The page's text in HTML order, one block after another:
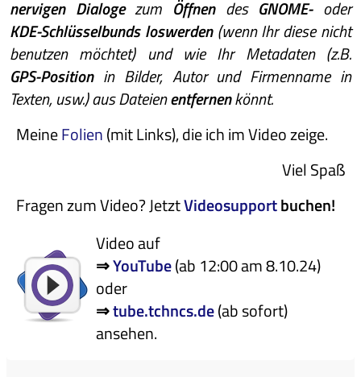
nervigen Dialogezum Öffnendes GNOME-oder
KDE-Schlüsselbunds loswerden(wenn Ihr diese nicht
benutzen möchtet) und wie Ihr Metadaten (z.B.
GPS-Positionin Bilder, Autor und Firmenname in
Texten, usw.) aus Dateienentfernenkönnt.
MeineFolien(mit Links), die ich im Video zeige.
Viel Spaß
Fragen zum Video? JetztVideosupportbuchen!
Video auf
⇒YouTube(ab 12:00 am 8.10.24)
oder
⇒tube.tchncs.de(ab sofort)
ansehen.